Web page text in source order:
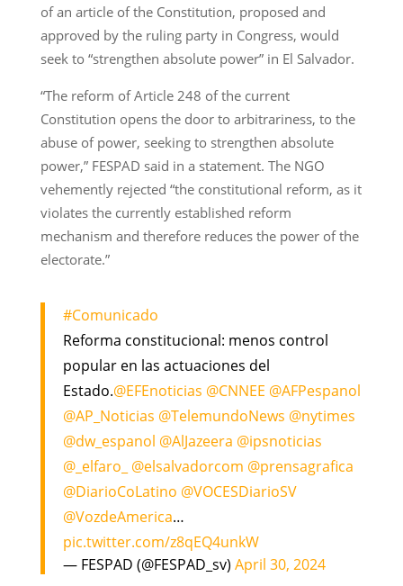
of an article of the Constitution, proposed and
approved by the ruling party in Congress, would
seek to “strengthen absolute power” in El Salvador.
“The reform of Article 248 of the current
Constitution opens the door to arbitrariness, to the
abuse of power, seeking to strengthen absolute
power,” FESPAD said in a statement. The NGO
vehemently rejected “the constitutional reform, as it
violates the currently established reform
mechanism and therefore reduces the power of the
electorate.”
#Comunicado
Reforma constitucional: menos control
popular en las actuaciones del
Estado.@EFEnoticias @CNNEE @AFPespanol
@AP_Noticias @TelemundoNews @nytimes
@dw_espanol @AlJazeera @ipsnoticias
@_elfaro_ @elsalvadorcom @prensagrafica
@DiarioCoLatino @VOCESDiarioSV
@VozdeAmerica…
pic.twitter.com/z8qEQ4unkW
— FESPAD (@FESPAD_sv) April 30, 2024